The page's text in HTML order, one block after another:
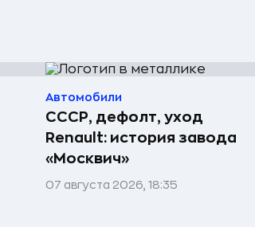
Автомобили
СССР, дефолт, уход
Renault: история завода
«Москвич»
07 августа 2026, 18:35